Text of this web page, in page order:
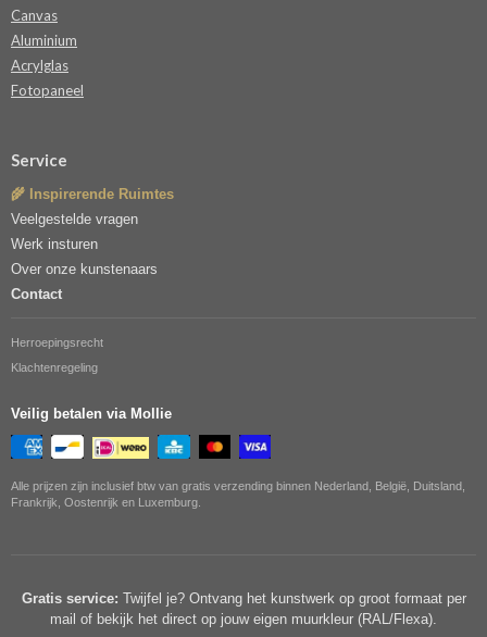
Canvas
Aluminium
Acrylglas
Fotopaneel
Service
🌾 Inspirerende Ruimtes
Veelgestelde vragen
Werk insturen
Over onze kunstenaars
Contact
Herroepingsrecht
Klachtenregeling
Veilig betalen via Mollie
Alle prijzen zijn inclusief btw van gratis verzending binnen Nederland, België, Duitsland,
Frankrijk, Oostenrijk en Luxemburg.
Gratis service: Twijfel je? Ontvang het kunstwerk op groot formaat per
mail of bekijk het direct op jouw eigen muurkleur (RAL/Flexa).